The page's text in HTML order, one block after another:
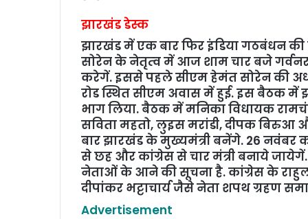
झारखंड डेस्‍क
झारखंड में एक बार फिर इंडिया गठबंधन
सोरेन के नेतृत्‍व में आज शाम चार बजे
करेगें. इससे पहले सीएम हेमंत सोरेन की
रोड स्थित सीएम अवास में हुई. इस बैठक
भाग लिया. बैठक में मनिका विधायक
सविता महतो, लुइस मरांडी, दीपक बिरुआ
बार झारखंड के मुख्यमंत्री बनेंगे. 26
से छह और कांग्रेस से चार मंत्री बनाये
नेताओं के आने की सूचना है. कांग्रेस के
दीपांकर भट्टाचार्य जैसे नेता शपथ ग्रहण
Advertisement